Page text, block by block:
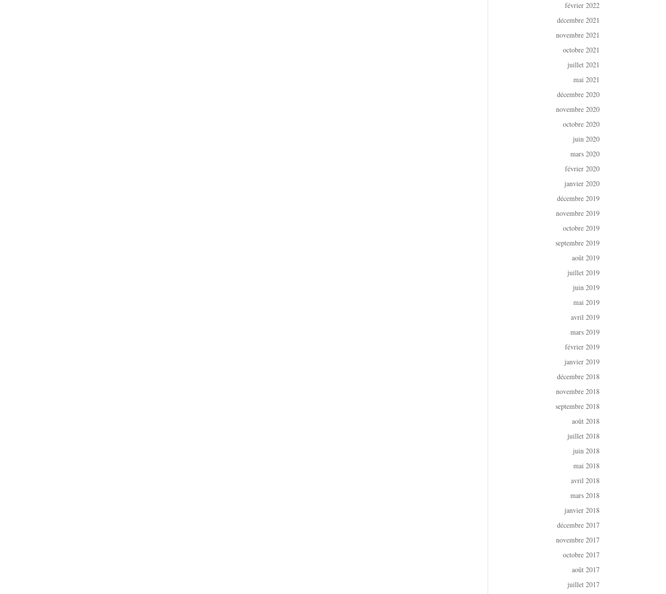
février 2022
décembre 2021
novembre 2021
octobre 2021
juillet 2021
mai 2021
décembre 2020
novembre 2020
octobre 2020
juin 2020
mars 2020
février 2020
janvier 2020
décembre 2019
novembre 2019
octobre 2019
septembre 2019
août 2019
juillet 2019
juin 2019
mai 2019
avril 2019
mars 2019
février 2019
janvier 2019
décembre 2018
novembre 2018
septembre 2018
août 2018
juillet 2018
juin 2018
mai 2018
avril 2018
mars 2018
janvier 2018
décembre 2017
novembre 2017
octobre 2017
août 2017
juillet 2017